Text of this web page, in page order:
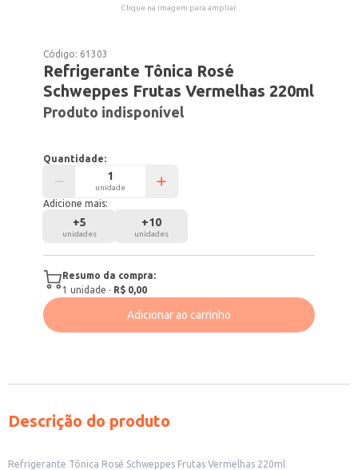
Clique na imagem para ampliar.
Código: 61303
Refrigerante Tônica Rosé
Schweppes Frutas Vermelhas 220ml
Produto indisponível
Quantidade:
unidade
Adicione mais:
+5
unidades
+10
unidades
Resumo da compra:
1 unidade · R$ 0,00
Adicionar ao carrinho
Descrição do produto
Refrigerante Tônica Rosé Schweppes Frutas Vermelhas 220ml